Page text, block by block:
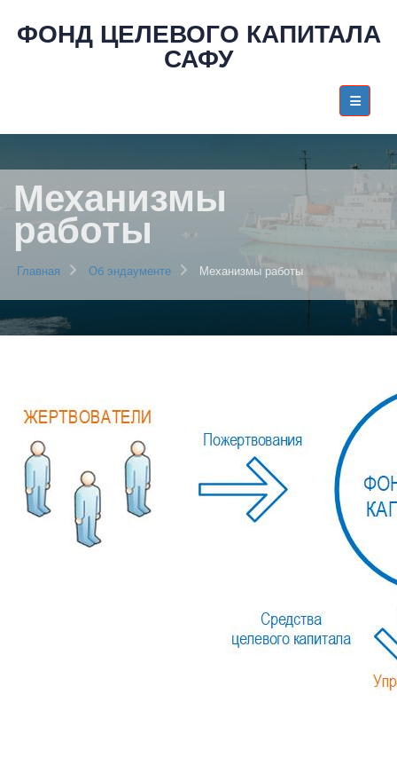
ФОНД ЦЕЛЕВОГО КАПИТАЛА
САФУ
Механизмы
работы
Главная Об эндаументе Механизмы работы